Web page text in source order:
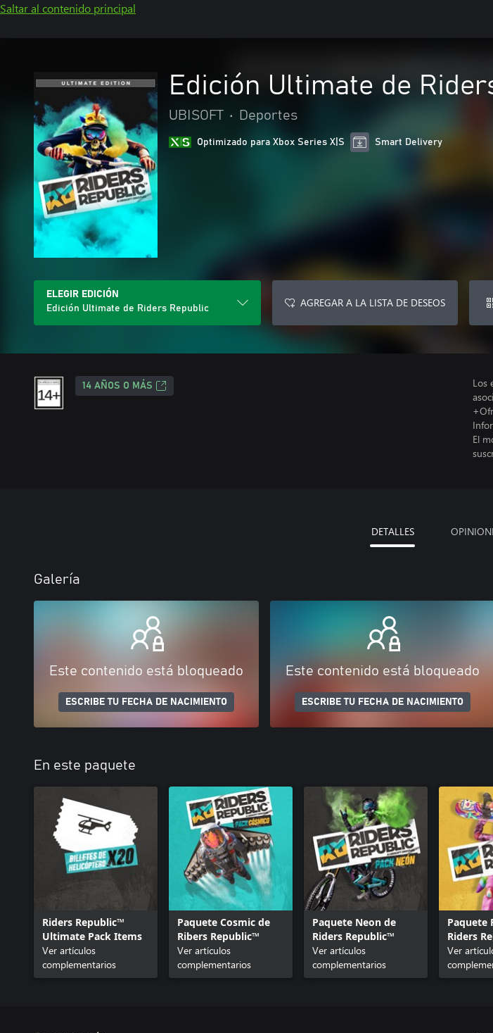
Saltar al contenido principal
Edición Ultimate de
UBISOFT • Deportes
Optimizado para Xbox Series X|S Smart Delivery
ELEGIR EDICIÓN
Edición Ultimate de Riders Republic
AGREGAR A LA LISTA DE DESEOS
14 AÑOS O MÁS
Los
El
DETALLES
Galería
Este contenido está bloqueado
ESCRIBE TU FECHA DE NACIMIENTO
Este contenido está bloqueado
ESCRIBE TU FECHA DE NACIMIENTO
En este paquete
Riders Republic™
Ultimate Pack Items
Ver artículos
complementarios
Paquete Cosmic de
Ribers Republic™
Ver artículos
complementarios
Paquete Neon de
Riders Republic™
Ver artículos
complementarios
Paquete
Riders
Ver